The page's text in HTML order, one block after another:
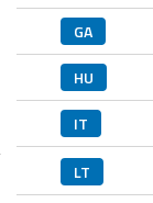
GA
HU
IT
LT